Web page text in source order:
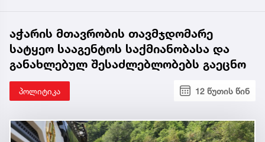
აჭარის მთავრობის თავმჯდომარე
სატყეო სააგენტოს საქმიანობასა და
განახლებულ შესაძლებლობებს გაეცნო
პოლიტიკა 12 წუთის წინ